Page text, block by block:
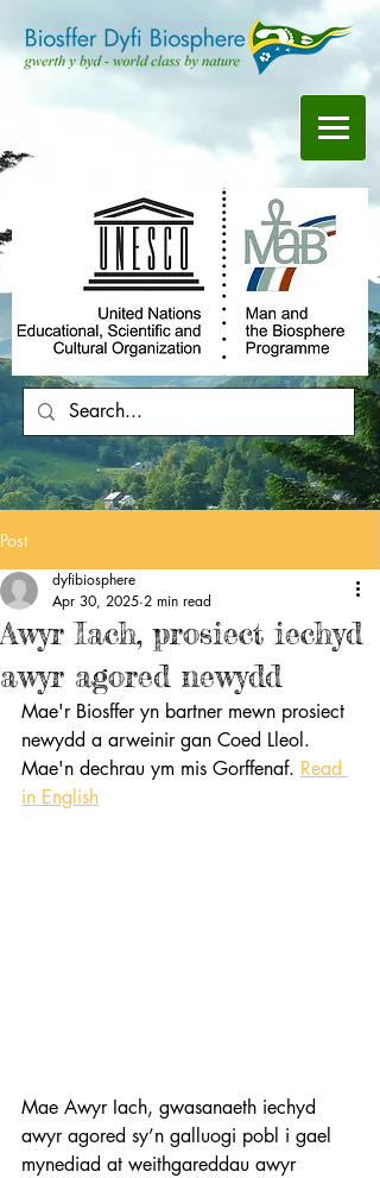
Post
Awyr Iach, prosiect iechyd
awyr agored newydd
dyfibiosphere
Apr 30, 2025 2 min read
Mae'r Biosffer yn bartner mewn prosiect
newydd a arweinir gan Coed Lleol.
Mae'n dechrau ym mis Gorffenaf. Read
in English
Mae Awyr Iach, gwasanaeth iechyd
awyr agored sy’n galluogi pobl i gael
mynediad at weithgareddau awyr